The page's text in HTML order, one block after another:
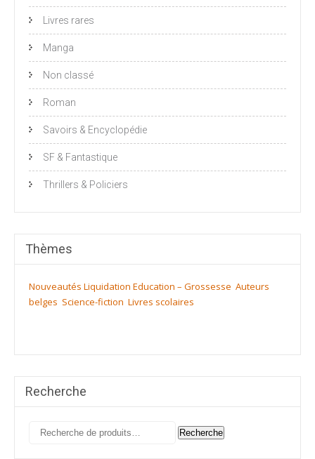
Livres rares
Manga
Non classé
Roman
Savoirs & Encyclopédie
SF & Fantastique
Thrillers & Policiers
Thèmes
Nouveautés Liquidation Education – Grossesse Auteurs
belges Science-fiction Livres scolaires
Recherche
Recherche
Recherche